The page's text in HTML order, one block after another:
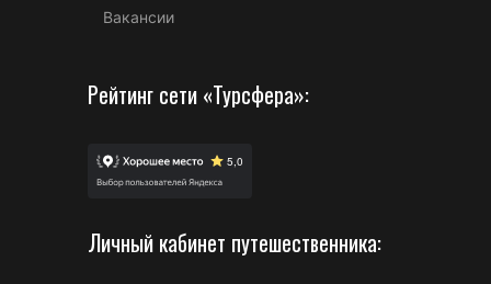
Вакансии
Рейтинг сети «Турсфера»:
Личный кабинет путешественника: